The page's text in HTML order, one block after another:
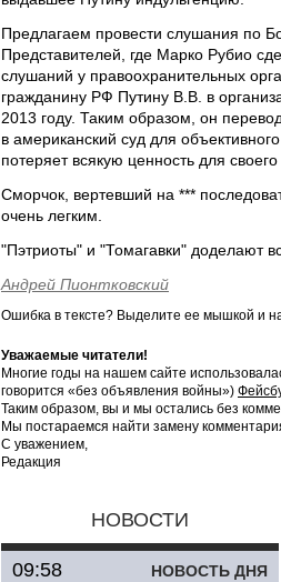
Предлагаем провести слушания по
Представителей, где Марко Рубио
слушаний у правоохранительных
гражданину РФ Путину В.В. в
2013 году. Таким образом, он
в американский суд для
потеряет всякую ценность для своего
Сморчок, вертевший на ***
очень легким.
"Пэтриоты" и "Томагавки" доделают
Андрей Пионтковский
Ошибка в тексте? Выделите ее мышкой и
Уважаемые читатели!
Многие годы на нашем сайте
говорится «без объявления войны»)
Таким образом, вы и мы остались без
Мы постараемся найти замену
С уважением,
Редакция
НОВОСТИ
НОВОСТЬ ДНЯ
09:58